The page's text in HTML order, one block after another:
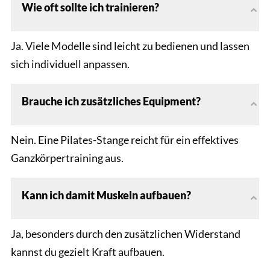
Wie oft sollte ich trainieren?
Ja. Viele Modelle sind leicht zu bedienen und lassen
sich individuell anpassen.
Brauche ich zusätzliches Equipment?
Nein. Eine Pilates-Stange reicht für ein effektives
Ganzkörpertraining aus.
Kann ich damit Muskeln aufbauen?
Ja, besonders durch den zusätzlichen Widerstand
kannst du gezielt Kraft aufbauen.